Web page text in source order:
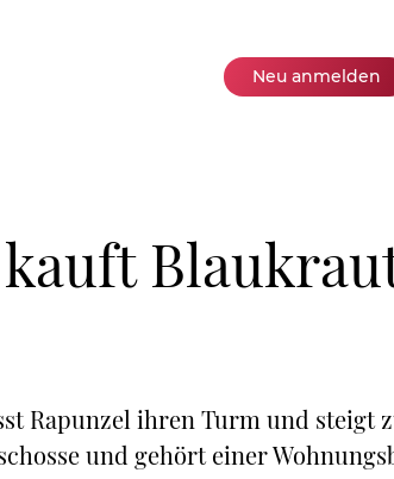
Neu anmelden
Rapunzel ihren Turm und steigt
und gehört einer